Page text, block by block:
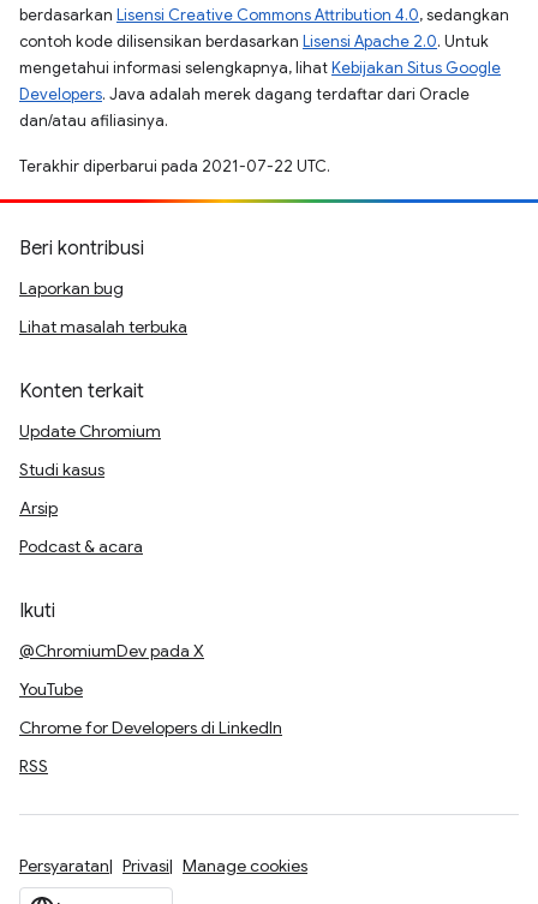
berdasarkan Lisensi Creative Commons Attribution 4.0, sedangkan
contoh kode dilisensikan berdasarkan Lisensi Apache 2.0. Untuk
mengetahui informasi selengkapnya, lihatKebijakan Situs Google
Developers. Java adalah merek dagang terdaftar dari Oracle
dan/atau afiliasinya.
Terakhir diperbarui pada 2021-07-22 UTC.
Beri kontribusi
Laporkan bug
Lihat masalah terbuka
Konten terkait
Update Chromium
Studi kasus
Arsip
Podcast & acara
Ikuti
@ChromiumDev pada X
YouTube
Chrome for Developers di LinkedIn
RSS
Persyaratan Privasi Manage cookies